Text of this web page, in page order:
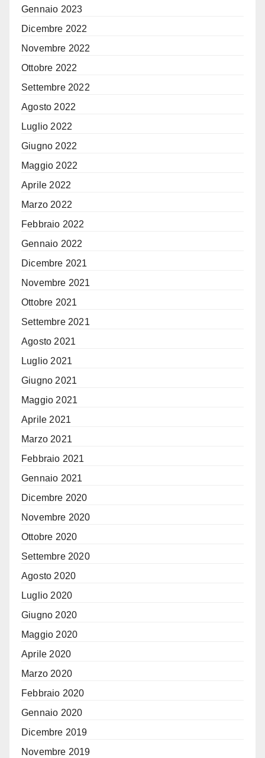
Gennaio 2023
Dicembre 2022
Novembre 2022
Ottobre 2022
Settembre 2022
Agosto 2022
Luglio 2022
Giugno 2022
Maggio 2022
Aprile 2022
Marzo 2022
Febbraio 2022
Gennaio 2022
Dicembre 2021
Novembre 2021
Ottobre 2021
Settembre 2021
Agosto 2021
Luglio 2021
Giugno 2021
Maggio 2021
Aprile 2021
Marzo 2021
Febbraio 2021
Gennaio 2021
Dicembre 2020
Novembre 2020
Ottobre 2020
Settembre 2020
Agosto 2020
Luglio 2020
Giugno 2020
Maggio 2020
Aprile 2020
Marzo 2020
Febbraio 2020
Gennaio 2020
Dicembre 2019
Novembre 2019